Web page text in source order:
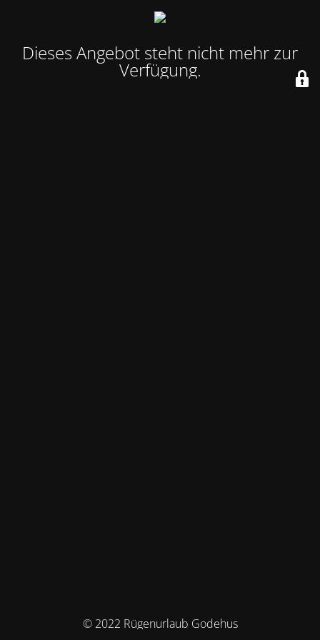
Dieses Angebot steht nicht mehr zur
Verfügung.
© 2022 Rügenurlaub Godehus